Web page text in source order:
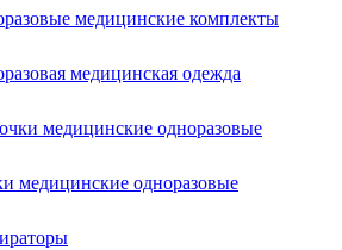
медицинские комплекты
медицинская одежда
медицинские одноразовые
медицинские одноразовые